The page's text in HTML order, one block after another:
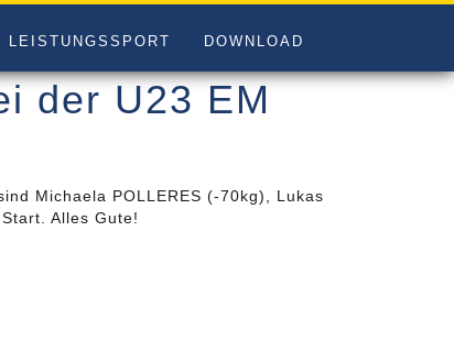
LEISTUNGSSPORT DOWNLOAD
der U23 EM
Michaela POLLERES (-70kg), Lukas
Alles Gute!